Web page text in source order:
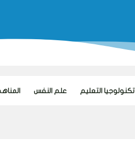
علم النفس تكنولوجيا التعليم